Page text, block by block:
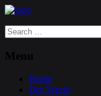
Search
for:
Menu
Home
Der Verein